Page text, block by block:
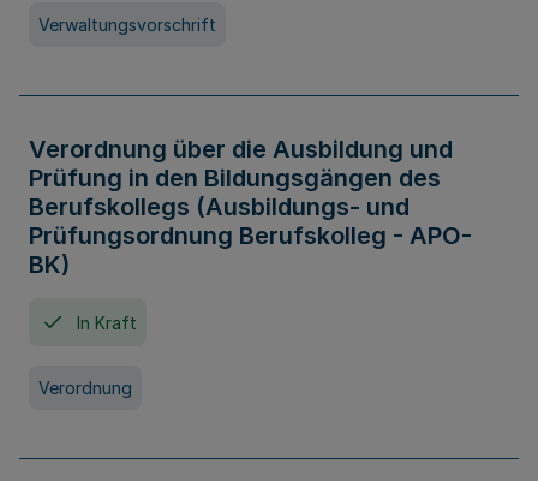
Verwaltungsvorschrift
Verordnung über die Ausbildung und
Prüfung in den Bildungsgängen des
Berufskollegs (Ausbildungs- und
Prüfungsordnung Berufskolleg - APO-
BK)
In Kraft
Verordnung